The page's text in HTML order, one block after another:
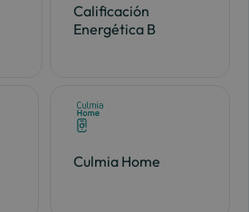
Calificación
Energética B
Culmia Home